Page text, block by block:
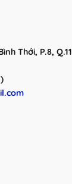
Thới, P.8, Q.11